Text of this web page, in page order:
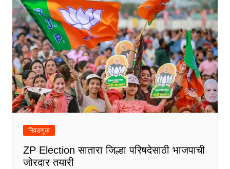
निवडणूक
ZP Election सातारा जिल्हा परिषदेसाठी भाजपाची
जोरदार तयारी